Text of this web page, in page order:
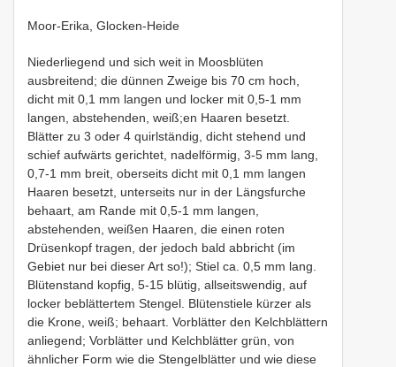
Moor-Erika, Glocken-Heide
Niederliegend und sich weit in Moosblüten
ausbreitend; die dünnen Zweige bis 70 cm hoch,
dicht mit 0,1 mm langen und locker mit 0,5-1 mm
langen, abstehenden, weiß;en Haaren besetzt.
Blätter zu 3 oder 4 quirlständig, dicht stehend und
schief aufwärts gerichtet, nadelförmig, 3-5 mm lang,
0,7-1 mm breit, oberseits dicht mit 0,1 mm langen
Haaren besetzt, unterseits nur in der Längsfurche
behaart, am Rande mit 0,5-1 mm langen,
abstehenden, weißen Haaren, die einen roten
Drüsenkopf tragen, der jedoch bald abbricht (im
Gebiet nur bei dieser Art so!); Stiel ca. 0,5 mm lang.
Blütenstand kopfig, 5-15 blütig, allseitswendig, auf
locker beblättertem Stengel. Blütenstiele kürzer als
die Krone, weiß; behaart. Vorblätter den Kelchblättern
anliegend; Vorblätter und Kelchblätter grün, von
ähnlicher Form wie die Stengelblätter und wie diese